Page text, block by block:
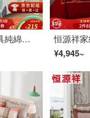
恒源祥家紡寝具純綿四点セットの綿レースのシンプルな1.5 m/1.8 mダブルシーツ布団セットのベッド用品の糸語1.5 mベッド/布団カバー200*230 cm
¥4,945~